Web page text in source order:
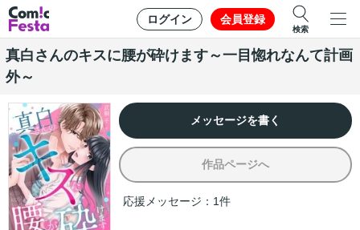
ログイン 会員登録
検索
真白さんのキスに腰が砕けます～一目惚れなんて計画
外～
メッセージを書く
作品ページへ
応援メッセージ： 1件